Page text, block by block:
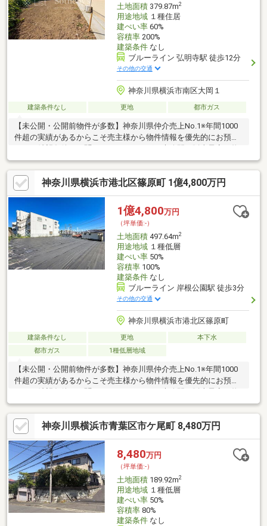
土地面積379.87m2
用途地域１種住居
建ぺい率60%
容積率200%
建築条件なし
ブルーライン 弘明寺駅 徒歩12分
その他の交通
神奈川県横浜市南区大岡１
建築条件なし 更地 都市ガス
【未公開・公開前物件が多数】神奈川県仲介売上No.1※年間1000
件超の実績があるからこそ売主様から物件情報を優先的にお預か
件もいち早くご紹介します。【サザビーズブランド】世界80以上
の国と地域で展開する高級不動産ブランド「サザビーズ インター
ナショナル リアルティ」の一員として確かな信頼でお住まい探し
をサポート。【List365・充実のアフターサービス】お引渡し後
も、24時間365日の駆けつけや優待販売、延長保証など私たちの
サービスは一生涯続きます。※日経MJ（2025年10月）第43回サー
ビス業総合調査
神奈川県横浜市港北区篠原町 1億4,800万円
1億4,800万円
（坪単価:-）
土地面積497.64m2
用途地域１種低層
建ぺい率50%
容積率100%
建築条件なし
ブルーライン 岸根公園駅 徒歩3分
その他の交通
神奈川県横浜市港北区篠原町
建築条件なし 更地
本下水
都市ガス
1種低層地域
【未公開・公開前物件が多数】神奈川県仲介売上No.1※年間1000
件超の実績があるからこそ売主様から物件情報を優先的にお預か
件もいち早くご紹介します。【サザビーズブランド】世界80以上
の国と地域で展開する高級不動産ブランド「サザビーズ インター
ナショナル リアルティ」の一員として確かな信頼でお住まい探し
をサポート。【List365・充実のアフターサービス】お引渡し後
も、24時間365日の駆けつけや優待販売、延長保証等私たちのサ
ービスは一生涯続きます。※日経MJ（2025年10月）第43回サービ
ス業総合調査
神奈川県横浜市青葉区市ケ尾町 8,480万円
8,480万円
（坪単価:-）
土地面積189.92m2
用途地域１種低層
建ぺい率50%
容積率80%
建築条件なし